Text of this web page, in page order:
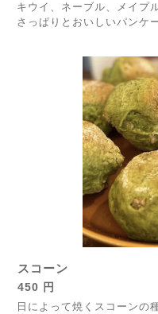
キウイ、ネーブル、メイプ
さっぱりとおいしいパンケ
スコーン
450 円
日によって焼くスコーンの